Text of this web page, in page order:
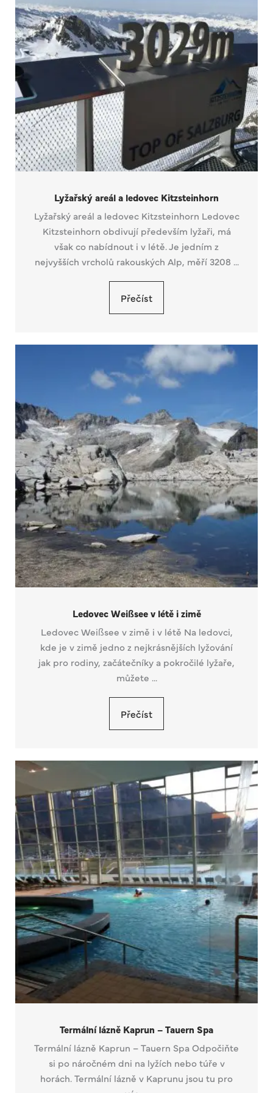
Lyžařský areál a ledovec Kitzsteinhorn
Lyžařský areál a ledovec Kitzsteinhorn Ledovec
Kitzsteinhorn obdivují především lyžaři, má
však co nabídnout i v létě. Je jedním z
nejvyšších vrcholů rakouských Alp, měří 3208 ...
Přečíst
Ledovec Weißsee v létě i zimě
Ledovec Weißsee v zimě i v létě Na ledovci,
kde je v zimě jedno z nejkrásnějších lyžování
jak pro rodiny, začátečníky a pokročilé lyžaře,
můžete ...
Přečíst
Termální lázně Kaprun – Tauern Spa
Termální lázně Kaprun – Tauern Spa Odpočiňte
si po náročném dni na lyžích nebo túře v
horách. Termální lázně v Kaprunu jsou tu pro